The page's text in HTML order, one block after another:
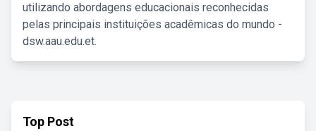
utilizando abordagens educacionais reconhecidas
pelas principais instituições acadêmicas do mundo -
dsw.aau.edu.et.
Top Post